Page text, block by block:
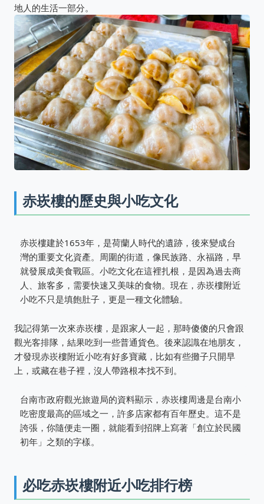
地人的生活一部分。
赤崁樓的歷史與小吃文化
赤崁樓建於1653年，是荷蘭人時代的遺跡，後來變成台
灣的重要文化資產。周圍的街道，像民族路、永福路，早
就發展成美食戰區。小吃文化在這裡扎根，是因為過去商
人、旅客多，需要快速又美味的食物。現在，赤崁樓附近
小吃不只是填飽肚子，更是一種文化體驗。
我記得第一次來赤崁樓，是跟家人一起，那時傻傻的只會跟
觀光客排隊，結果吃到一些普通貨色。後來認識在地朋友，
才發現赤崁樓附近小吃有好多寶藏，比如有些攤子只開早
上，或藏在巷子裡，沒人帶路根本找不到。
台南市政府觀光旅遊局的資料顯示，赤崁樓周邊是台南小
吃密度最高的區域之一，許多店家都有百年歷史。這不是
誇張，你隨便走一圈，就能看到招牌上寫著「創立於民國
初年」之類的字樣。
必吃赤崁樓附近小吃排行榜